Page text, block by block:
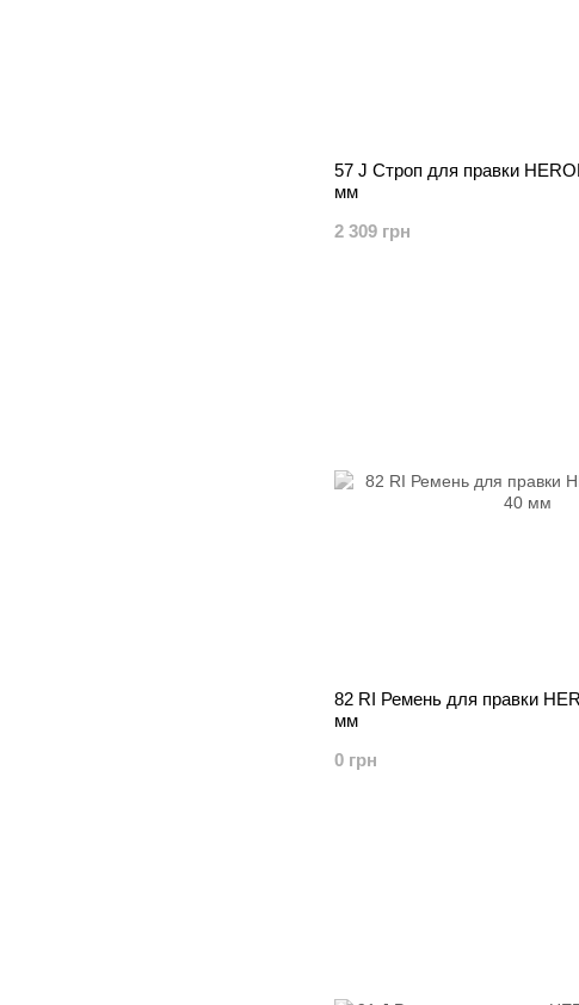
57 J Строп для правки
мм
2 309 грн
82 RI Ремень для правки
мм
0 грн